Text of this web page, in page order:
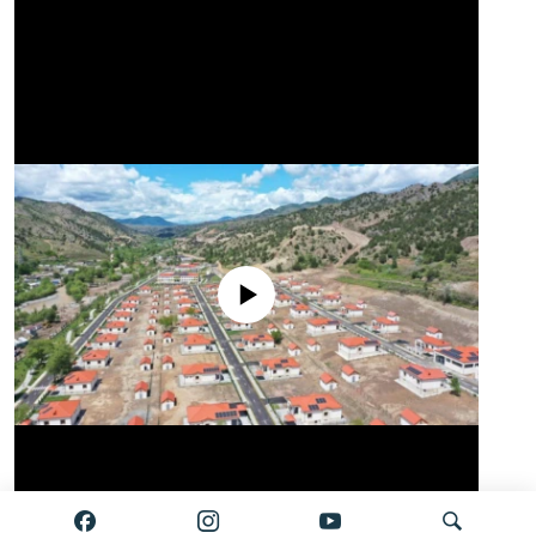
No media source currently available